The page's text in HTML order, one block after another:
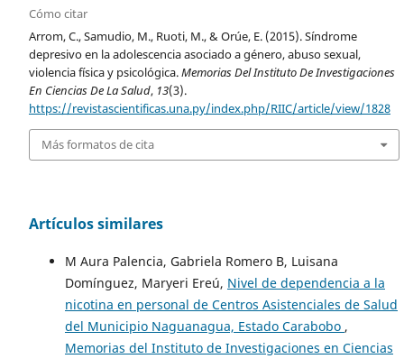
Cómo citar
Arrom, C., Samudio, M., Ruoti, M., & Orúe, E. (2015). Síndrome
depresivo en la adolescencia asociado a género, abuso sexual,
violencia física y psicológica.Memorias Del Instituto De Investigaciones
En Ciencias De La Salud, 13(3).
https://revistascientificas.una.py/index.php/RIIC/article/view/1828
Más formatos de cita
Artículos similares
M Aura Palencia, Gabriela Romero B, Luisana
Domínguez, Maryeri Ereú, Nivel de dependencia a la
nicotina en personal de Centros Asistenciales de Salud
del Municipio Naguanagua, Estado Carabobo ,
Memorias del Instituto de Investigaciones en Ciencias